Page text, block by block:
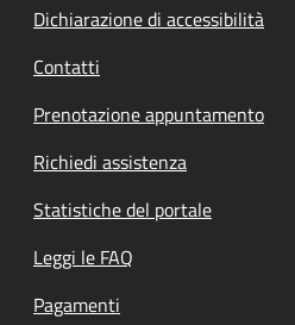
Dichiarazione di accessibilità
Contatti
Prenotazione appuntamento
Richiedi assistenza
Statistiche del portale
Leggi le FAQ
Pagamenti